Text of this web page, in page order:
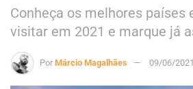
Conheça os melhores países
visitar em 2021 e marque já
Por Márcio Magalhães 09/06/2021